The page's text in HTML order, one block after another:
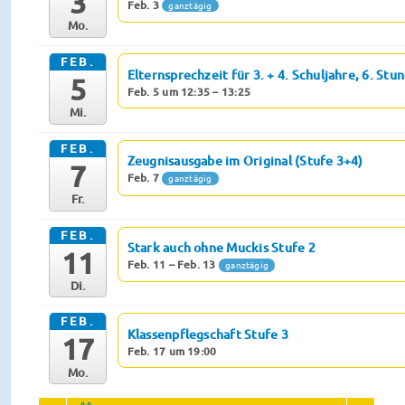
Mo.
Feb. 3 ganztägig
FEB.
5
Mi.
Elternsprechzeit für 3. + 4. Schuljahre, 6.
Feb. 5 um 12:35 – 13:25
FEB.
7
Fr.
Zeugnisausgabe im Original (Stufe 3+4)
Feb. 7 ganztägig
FEB.
11
Di.
Stark auch ohne Muckis Stufe 2
Feb. 11 – Feb. 13 ganztägig
FEB.
17
Mo.
Klassenpflegschaft Stufe 3
Feb. 17 um 19:00